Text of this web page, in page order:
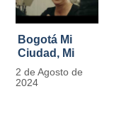
Bogotá Mi
Ciudad, Mi
Casa
2 de Agosto de
2024